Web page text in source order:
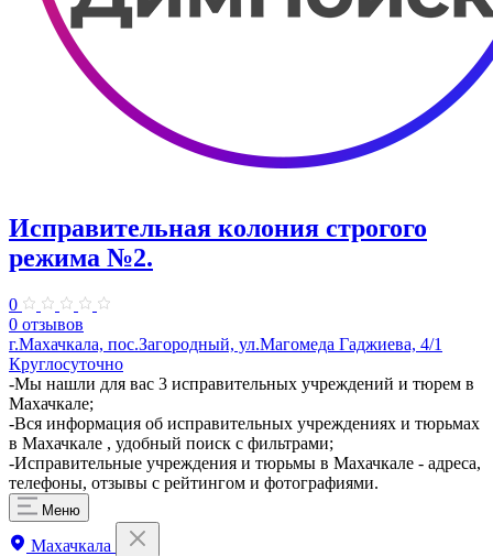
Исправительная колония строгого
режима №2.
0
0 отзывов
г.Махачкала, пос.Загородный, ул.Магомеда Гаджиева, 4/1
Круглосуточно
​-Мы нашли для вас 3 исправительных учреждений и тюрем в
Махачкале;
-Вся информация об исправительных учреждениях и тюрьмах
в Махачкале , удобный поиск с фильтрами;
-Исправительные учреждения и тюрьмы в Махачкале - адреса,
телефоны, отзывы с рейтингом и фотографиями.
Меню
Махачкала